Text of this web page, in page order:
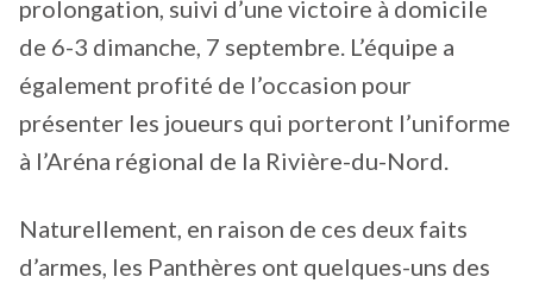
prolongation, suivi d’une victoire à domicile
de 6-3 dimanche, 7 septembre. L’équipe a
également profité de l’occasion pour
présenter les joueurs qui porteront l’uniforme
à l’Aréna régional de la Rivière-du-Nord.
Naturellement, en raison de ces deux faits
d’armes, les Panthères ont quelques-uns des